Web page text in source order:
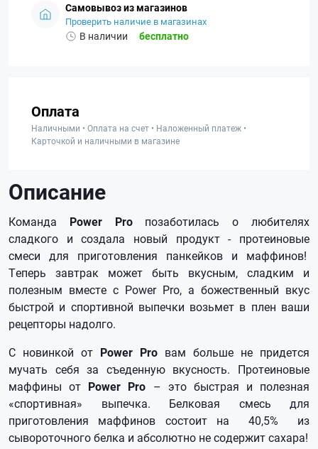
Самовывоз из магазинов
Проверить наличие в магазинах
В наличии бесплатно
Оплата
Наличными • Оплата на счет • Наложенный платеж •
Карточкой и наличными в магазине
Описание
Команда Power Proпозаботилась о любителях
сладкого и создала новый продукт - протеиновые
смеси для приготовления панкейков и маффинов!
Теперь завтрак может быть вкусным, сладким и
полезным вместе с Power Pro, а божественный вкус
быстрой и спортивной выпечки возьмет в плен ваши
рецепторы надолго.
С новинкой от Power Pro вам больше не придется
мучать себя за съеденную вкусность. Протеиновые
маффины от Power Pro – это быстрая и полезная
«спортивная» выпечка. Белковая смесь для
приготовления маффинов состоит на 40,5% из
сывороточного белка и абсолютно не содержит сахара!